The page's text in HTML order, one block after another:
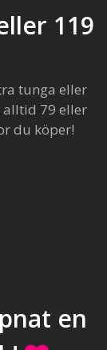
119
tunga eller
alltid 79 eller
du köper!
en